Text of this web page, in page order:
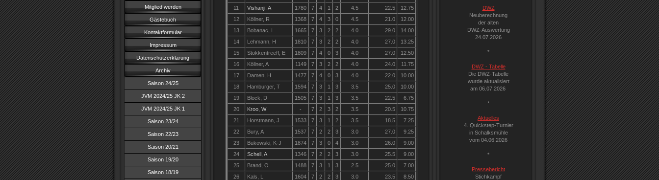
Mitglied werden
Gästebuch
Kontaktformular
Impressum
Datenschutzerklärung
Archiv
Saison 24/25
JVM 2024/25 JK 2
JVM 2024/25 JK 1
Saison 23/24
Saison 22/23
Saison 20/21
Saison 19/20
Saison 18/19
11
Vishanji, A 1780 7 4 1 2 4.5 22.5
12.75
12
Köllner, R 1368 7 4 3 0 4.5 21.0
12.00
13
Bobanac, I 1665 7 3 2 2 4.0 29.0
14.00
14
Lehmann, H 1810 7 3 2 2 4.0 27.0
13.25
15
Stokkentreeff, E 1809 7 4 0 3 4.0 27.0
12.50
16
Köllner, A 1149 7 3 2 2 4.0 24.0
11.75
17
Damen, H 1477 7 4 0 3 4.0 22.0
10.00
18
Hamburger, T 1594 7 3 1 3 3.5 25.0
10.00
19
Block, D 1505 7 3 1 3 3.5 22.5
6.75
20
Kroo, W - 7 2 3 2 3.5 20.5
10.75
21
Horstmann, J 1533 7 3 1 2 3.5 18.5
7.25
22
Bury, A 1537 7 2 2 3 3.0 27.0
9.25
23
Bukowski, K-J 1874 7 3 0 4 3.0 26.0
9.00
24
Schell, A 1346 7 2 2 3 3.0 25.5
9.00
25
Brand, O 1488 7 3 1 3 2.5 25.0
7.00
26
Kals, L 1604 7 2 2 3 3.0 23.5
8.50
DWZ
Neuberechnung
der alten
DWZ-Auswertung
24.07.2026
*
DWZ - Tabelle
Die DWZ-Tabelle
wurde aktualisiert
am 06.07.2026
*
Aktuelles
4. Quickstep-Turnier
in Schalksmühle
vom 04.06.2026
*
Pressebericht
Stichkampf